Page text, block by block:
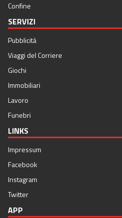
Confine
SERVIZI
Pubblicità
Viaggi del Corriere
Giochi
Immobiliari
Lavoro
Funebri
LINKS
Impressum
Facebook
Instagram
Twitter
APP